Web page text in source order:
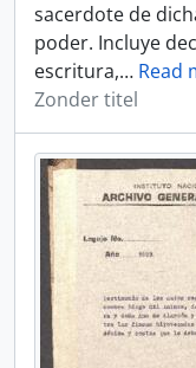
sacerdote de
poder. Incluye
escritura,… Read
Zonder titel